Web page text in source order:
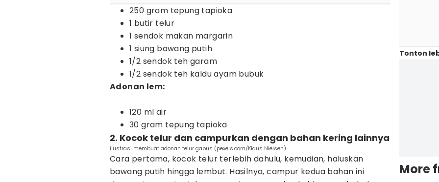
250 gram tepung tapioka
1 butir telur
1 sendok makan margarin
1 siung bawang putih
1/2 sendok teh garam
1/2 sendok teh kaldu ayam bubuk
Adonan lem:
120 ml air
30 gram tepung tapioka
2. Kocok telur dan campurkan dengan bahan kering lainnya
ilustrasi membuat adonan telur gabus (pexels.com/Klaus Nielsen)
Cara pertama, kocok telur terlebih dahulu, kemudian, haluskan
bawang putih hingga lembut. Hasilnya, campur kedua bahan ini
Tonton
More